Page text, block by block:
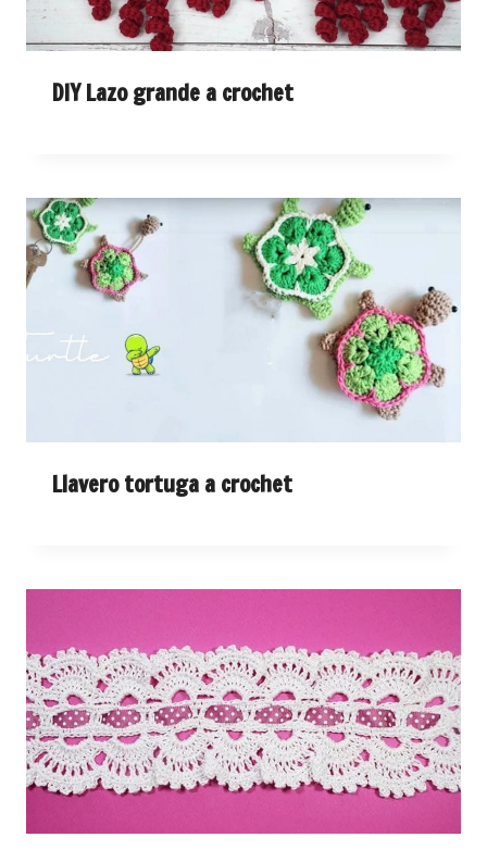
DIY Lazo grande a crochet
Llavero tortuga a crochet